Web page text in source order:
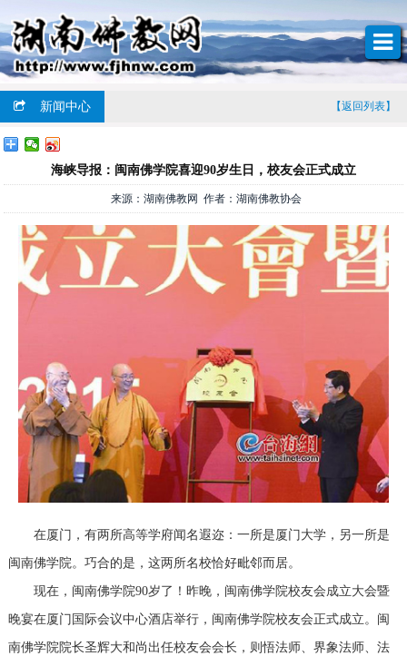
新闻中心 【返回列表】
海峡导报：闽南佛学院喜迎90岁生日，校友会正式成立
来源：湖南佛教网 作者：湖南佛教协会
在厦门，有两所高等学府闻名遐迩：一所是厦门大学，另一所是
闽南佛学院。巧合的是，这两所名校恰好毗邻而居。
现在，闽南佛学院90岁了！昨晚，闽南佛学院校友会成立大会暨
晚宴在厦门国际会议中心酒店举行，闽南佛学院校友会正式成立。闽
南佛学院院长圣辉大和尚出任校友会会长，则悟法师、界象法师、法